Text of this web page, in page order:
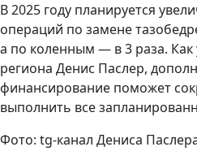
В 2025 году планируется
операций по замене
а по коленным — в 3 раза. Как
региона Денис Паслер,
финансирование поможет
выполнить все
Фото: tg-канал Дениса